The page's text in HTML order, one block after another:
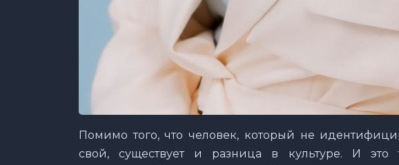
Помимо того, что человек, который не
свой, существует и разница в культуре. И это